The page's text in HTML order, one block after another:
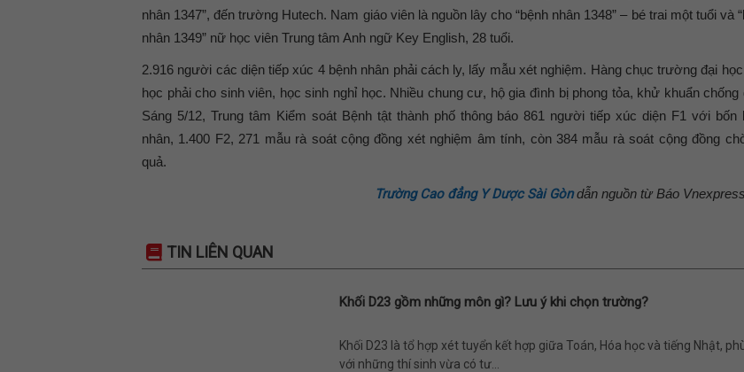
nhân 1347”, đến trường Hutech. Nam giáo viên là nguồn lây cho “bệnh nhân 1348” – bé trai một tuổi và
nhân 1349” nữ học viên Trung tâm Anh ngữ Key English, 28 tuổi.
2.916 người các diện tiếp xúc 4 bệnh nhân phải cách ly, lấy mẫu xét nghiệm. Hàng chục trường đại
học phải cho sinh viên, học sinh nghỉ học. Nhiều chung cư, hộ gia đình bị phong tỏa, khử khuẩn chống
Sáng 5/12, Trung tâm Kiểm soát Bệnh tật thành phố thông báo 861 người tiếp xúc diện F1 với bốn
nhân, 1.400 F2, 271 mẫu rà soát cộng đồng xét nghiệm âm tính, còn 384 mẫu rà soát cộng đồng
quả.
Trường Cao đẳng Y Dược Sài Gòndẫn nguồn từ Báo
TIN LIÊN QUAN
Khối D23 gồm những môn gì? Lưu ý khi chọn trường?
Khối D23 là tổ hợp xét tuyển kết hợp giữa Toán, Hóa học và tiếng Nhật,
với những thí sinh vừa có tư...